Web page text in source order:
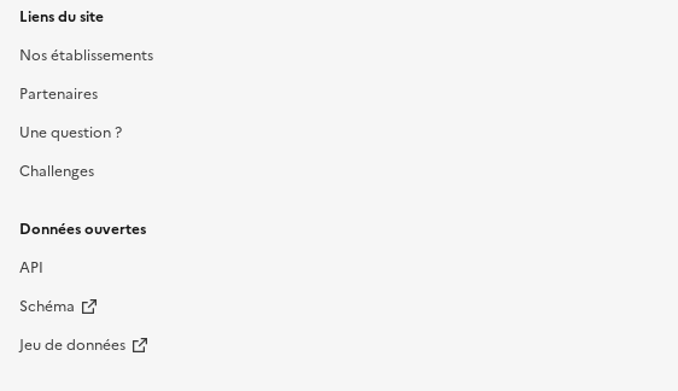
Liens du site
Nos établissements
Partenaires
Une question ?
Challenges
Données ouvertes
API
Schéma
Jeu de données